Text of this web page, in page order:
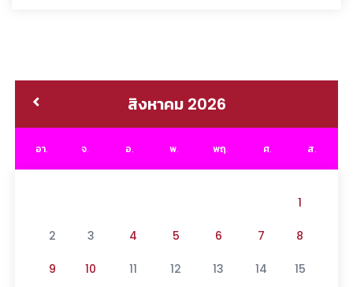
สิงหาคม 2026
อา. จ. อ. พ. พฤ. ศ. ส.
1
2 3 4 5 6 7 8
9 10 11 12 13 14 15